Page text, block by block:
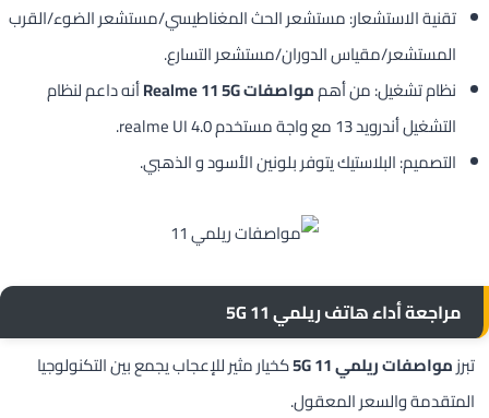
تقنية الاستشعار: مستشعر الحث المغناطيسي/مستشعر الضوء/القرب
المستشعر/مقياس الدوران/مستشعر التسارع.
نظام تشغيل: من أهممواصفات Realme 11 5G
أنه داعم لنظام
التشغيل أندرويد 13 مع واجة مستخدم realme UI 4.0.
التصميم: البلاستيك يتوفر بلونين الأسود و الذهبي.
مراجعة أداء هاتف ريلمي 11 5G
تبرزمواصفات ريلمي 11 5G
كخيار مثير للإعجاب يجمع بين التكنولوجيا
المتقدمة والسعر المعقول.